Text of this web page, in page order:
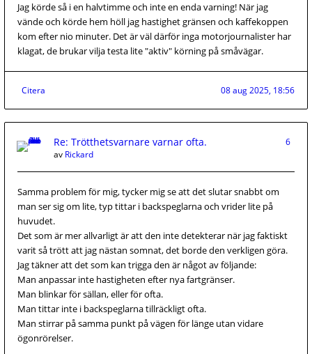
Jag körde så i en halvtimme och inte en enda varning! När jag
vände och körde hem höll jag hastighet gränsen och kaffekoppen
kom efter nio minuter. Det är väl därför inga motorjournalister har
klagat, de brukar vilja testa lite "aktiv" körning på småvägar.
Citera 08 aug 2025, 18:56
Re: Trötthetsvarnare varnar ofta.
6
av Rickard
Samma problem för mig, tycker mig se att det slutar snabbt om
man ser sig om lite, typ tittar i backspeglarna och vrider lite på
huvudet.
Det som är mer allvarligt är att den inte detekterar när jag faktiskt
varit så trött att jag nästan somnat, det borde den verkligen göra.
Jag täkner att det som kan trigga den är något av följande:
Man anpassar inte hastigheten efter nya fartgränser.
Man blinkar för sällan, eller för ofta.
Man tittar inte i backspeglarna tillräckligt ofta.
Man stirrar på samma punkt på vägen för länge utan vidare
ögonrörelser.